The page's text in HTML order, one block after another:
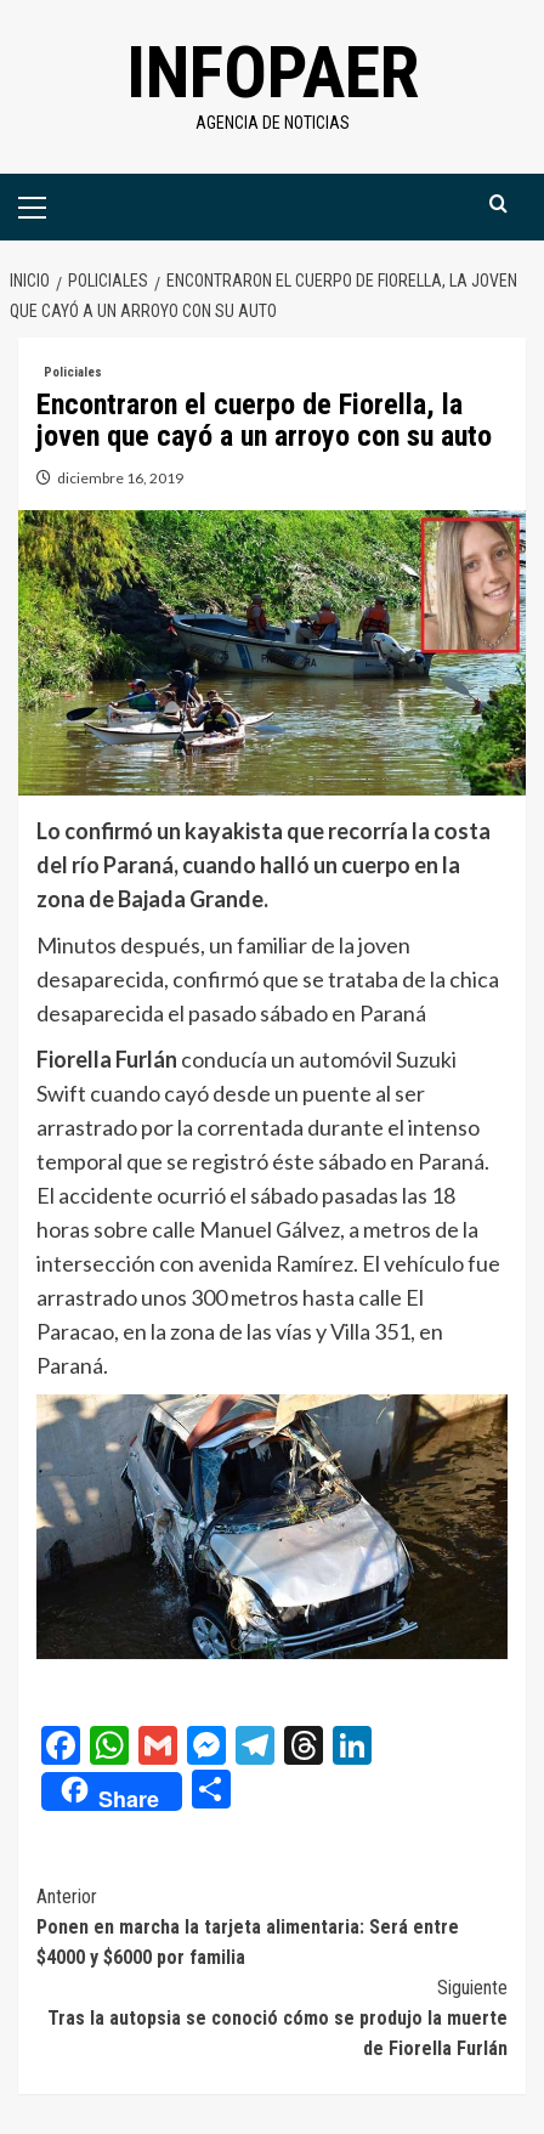
INFOPAER
AGENCIA DE NOTICIAS
Menú
INICIO POLICIALES
ENCONTRARON EL CUERPO DE FIORELLA, LA JOVEN
QUE CAYÓ A UN ARROYO CON SU AUTO
Policiales
Encontraron el cuerpo de Fiorella, la
joven que cayó a un arroyo con su auto
diciembre 16, 2019
Lo confirmó un kayakista que recorría la costa
del río Paraná, cuando halló un cuerpo en la
zona de Bajada Grande.
Minutos después, un familiar de la joven
desaparecida, confirmó que se trataba de la chica
desaparecida el pasado sábado en Paraná
Fiorella Furlán conducía un automóvil Suzuki
Swift cuando cayó desde un puente al ser
arrastrado por la correntada durante el intenso
temporal que se registró éste sábado en Paraná.
El accidente ocurrió el sábado pasadas las 18
horas sobre calle Manuel Gálvez, a metros de la
intersección con avenida Ramírez. El vehículo fue
arrastrado unos 300 metros hasta calle El
Paracao, en la zona de las vías y Villa 351, en
Paraná.
Facebook
WhatsApp
GmailMessenger
Telegram
Threads
Share
Navegación
de
entradas
Anterior
Ponen en marcha la tarjeta alimentaria: Será entre
$4000 y $6000 por familia
Siguiente
Tras la autopsia se conoció cómo se produjo la muerte
de Fiorella Furlán